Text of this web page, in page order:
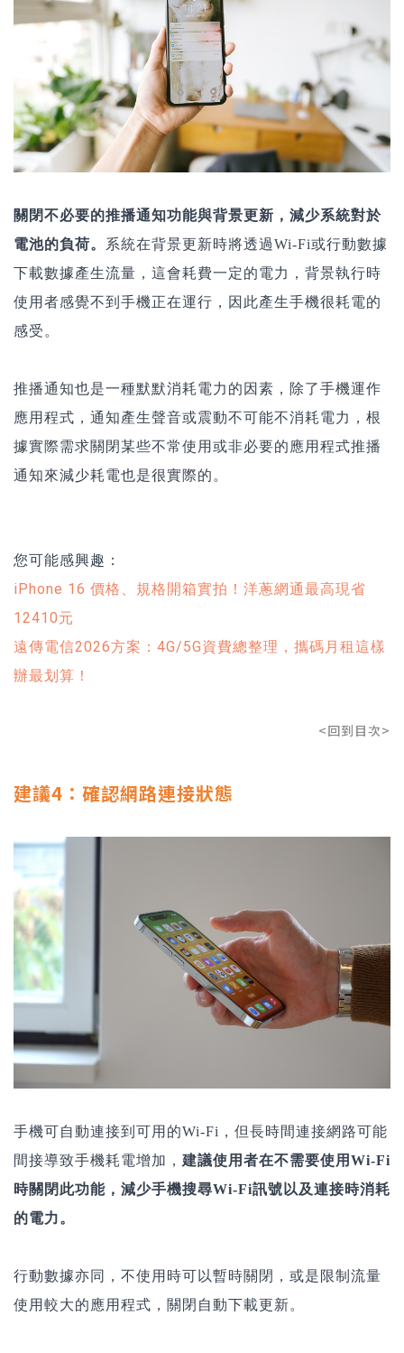
關閉不必要的推播通知功能與背景更新，減少系統對於
電池的負荷。 系統在背景更新時將透過Wi-Fi或行動數據
下載數據產生流量，這會耗費一定的電力，背景執行時
使用者感覺不到手機正在運行，因此產生手機很耗電的
感受。
推播通知也是一種默默消耗電力的因素，除了手機運作
應用程式，通知產生聲音或震動不可能不消耗電力，根
據實際需求關閉某些不常使用或非必要的應用程式推播
通知來減少耗電也是很實際的。
您可能感興趣：
iPhone 16 價格、規格開箱實拍！洋蔥網通最高現省
12410元
遠傳電信2026方案：4G/5G資費總整理，攜碼月租這樣
辦最划算！
<回到目次>
建議4：確認網路連接狀態
手機可自動連接到可用的Wi-Fi，但長時間連接網路可能
間接導致手機耗電增加， 建議使用者在不需要使用Wi-Fi
時關閉此功能，減少手機搜尋Wi-Fi訊號以及連接時消耗
的電力。
行動數據亦同，不使用時可以暫時關閉，或是限制流量
使用較大的應用程式，關閉自動下載更新。